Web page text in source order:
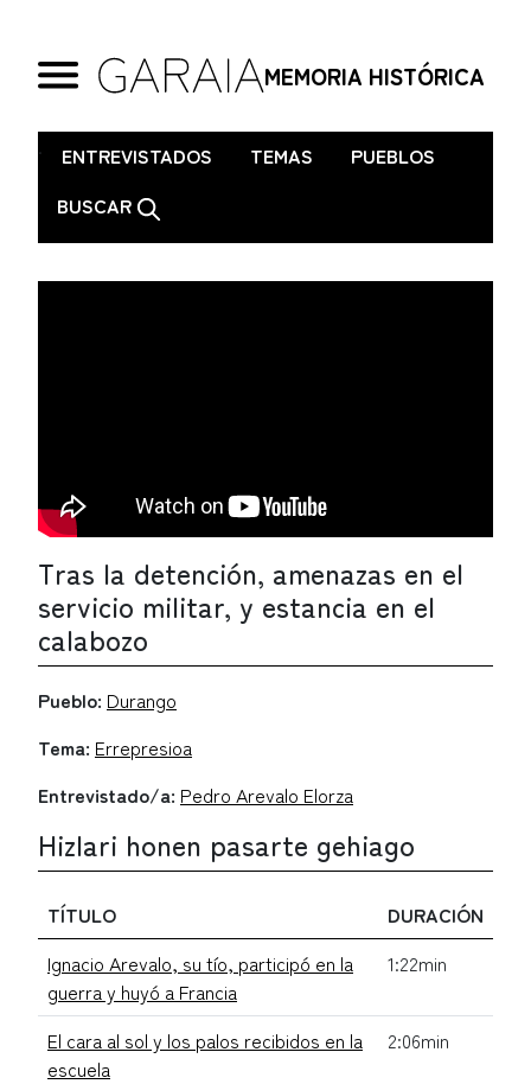
MEMORIA HISTÓRICA
. ENTREVISTADOS TEMAS
PUEBLOS
BUSCAR
Tras la detención, amenazas en el
servicio militar, y estancia en el
calabozo
Pueblo: Durango
Tema: Errepresioa
Entrevistado/a: Pedro Arevalo Elorza
Hizlari honen pasarte gehiago
TÍTULO
DURACIÓN
Ignacio Arevalo, su tío, participó en la
guerra y huyó a Francia
1:22min
El cara al sol y los palos recibidos en la
escuela
2:06min